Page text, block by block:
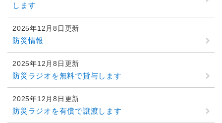
します
2025年12月8日更新
防災情報
2025年12月8日更新
防災ラジオを無料で貸与します
2025年12月8日更新
防災ラジオを有償で譲渡します